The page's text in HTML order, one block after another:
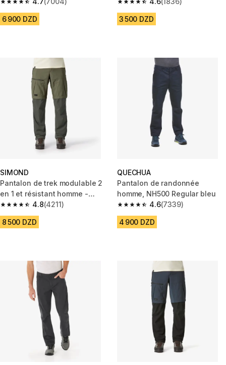
4.7 out of 5 stars from 7004 reviews
6 900 DZD
4.6 out of 5 stars from 1836
3 500 DZD
SIMOND
Pantalon de trek modulable 2
en 1 et résistant homme -
mt500
4.8
4.8 out of 5 stars from 4211 reviews
(4211)
8 500 DZD
QUECHUA
Pantalon de randonnée
homme, NH500 Regular bleu
4.6
4.6 out of 5 stars from 7339
(7339)
4 900 DZD